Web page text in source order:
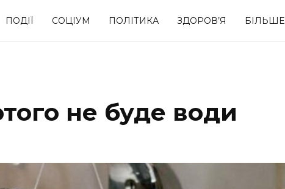
ПОДІЇ СОЦІУМ ПОЛІТИКА ЗДОРОВ’Я БІЛЬШЕ
Спорт
не буде води